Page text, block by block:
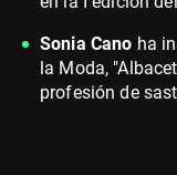
Sonia Cano ha
la Moda,
profesión de